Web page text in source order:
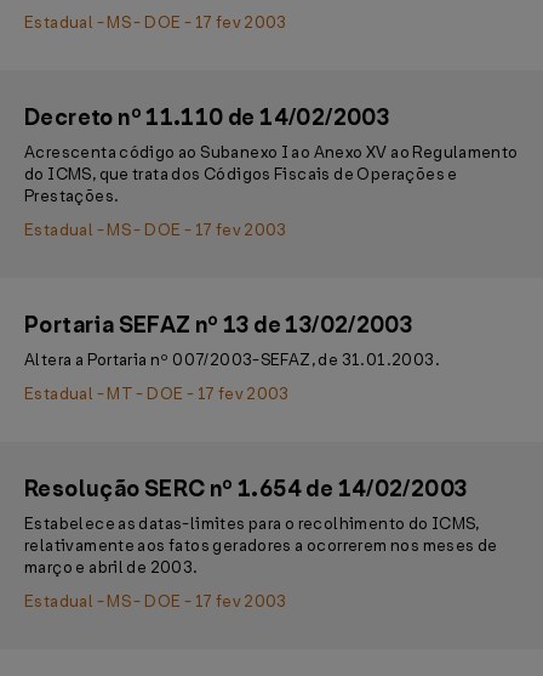
Estadual - MS - DOE - 17 fev 2003
Decreto nº 11.110 de 14/02/2003
Acrescenta código ao Subanexo I ao Anexo XV ao Regulamento
do ICMS, que trata dos Códigos Fiscais de Operações e
Prestações.
Estadual - MS - DOE - 17 fev 2003
Portaria SEFAZ nº 13 de 13/02/2003
Altera a Portaria nº 007/2003-SEFAZ, de 31.01.2003.
Estadual - MT - DOE - 17 fev 2003
Resolução SERC nº 1.654 de 14/02/2003
Estabelece as datas-limites para o recolhimento do ICMS,
relativamente aos fatos geradores a ocorrerem nos meses de
março e abril de 2003.
Estadual - MS - DOE - 17 fev 2003